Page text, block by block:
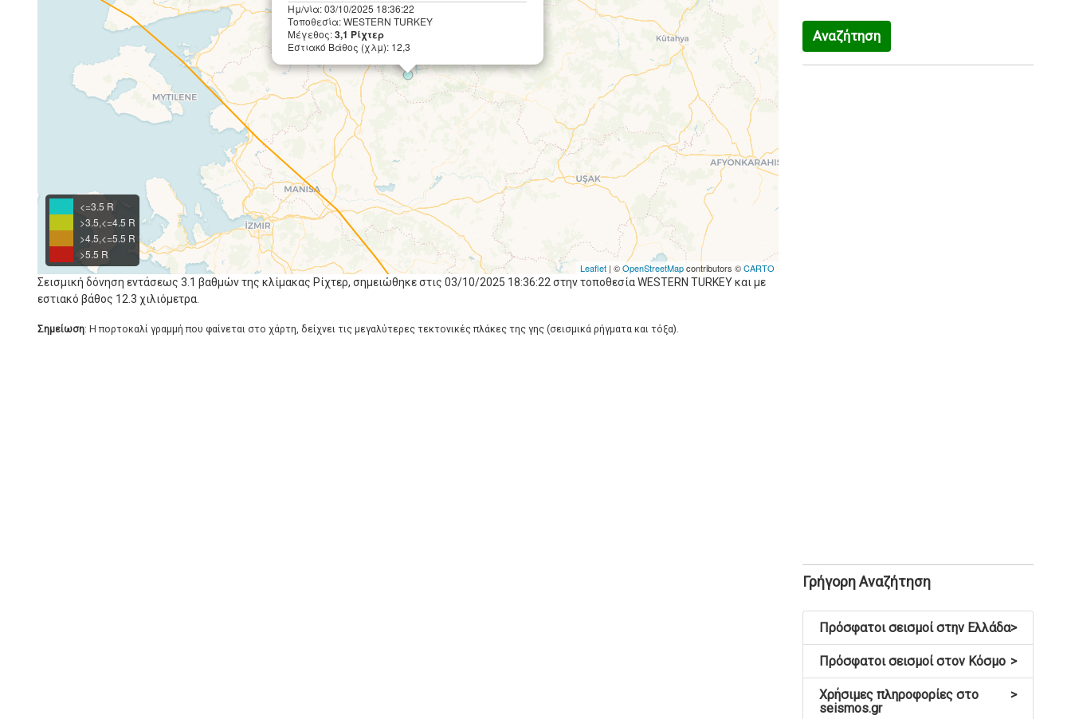
Ημ/νία: 03/10/2025 18:36:22
Τοποθεσία: WESTERN TURKEY
Μέγεθος:3,1 Ρίχτερ
Εστιακό Βάθος (χλμ): 12,3
<=3.5 R
>3.5,<=4.5 R
>4.5,<=5.5 R
>5.5 R
Leaflet | ©OpenStreetMapcontributors ©CARTO
Σεισμική δόνηση εντάσεως 3.1 βαθμών της κλίμακας Ρίχτερ, σημειώθηκε στις 03/10/2025 18:36:22 στην τοποθεσία WESTERN TURKEY και με
εστιακό βάθος 12.3 χιλιόμετρα.
Σημείωση: Η πορτοκαλί γραμμή που φαίνεται στο χάρτη, δείχνει τις μεγαλύτερες τεκτονικές πλάκες της γης (σεισμικά ρήγματα και τόξα).
Αναζήτηση
Γρήγορη Αναζήτηση
>
Πρόσφατοι σεισμοί στην Ελλάδα
>
Πρόσφατοι σεισμοί στον Κόσμο
>
Χρήσιμες πληροφορίες στο
seismos.gr